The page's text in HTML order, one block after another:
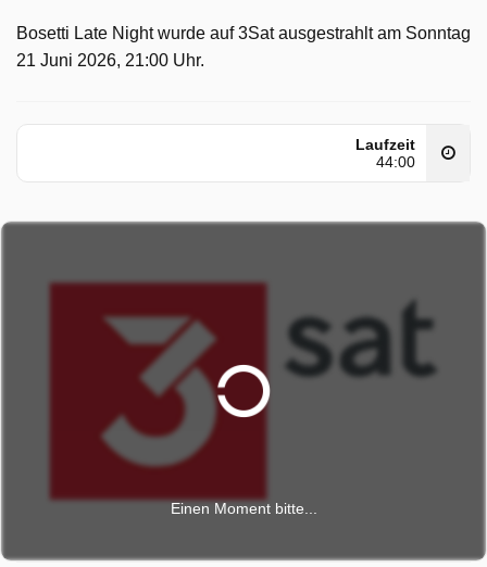
Bosetti Late Night wurde auf 3Sat ausgestrahlt am Sonntag
21 Juni 2026, 21:00 Uhr.
Laufzeit
44:00
Einen Moment bitte...